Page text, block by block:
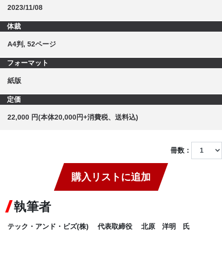
2023/11/08
体裁
A4判, 52ページ
フォーマット
紙版
定価
22,000 円(本体20,000円+消費税、送料込)
冊数：
購入リストに追加
執筆者
テック・アンド・ビズ(株) 代表取締役 北原 洋明 氏